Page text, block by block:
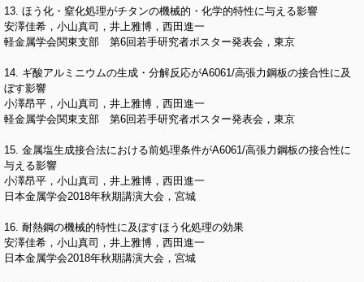
13. ほう化・窒化処理がチタンの機械的・化学的特性に与える影響
安澤佳希，小山真司，井上雅博，西田進一
軽金属学会関東支部 第6回若手研究者ポスター発表会，東京
14. ギ酸アルミニウムの生成・分解反応がA6061/高張力鋼板の接合性に及
ぼす影響
小澤昂平，小山真司，井上雅博，西田進一
軽金属学会関東支部 第6回若手研究者ポスター発表会，東京
15. 金属塩生成接合法における前処理条件がA6061/高張力鋼板の接合性に
与える影響
小澤昂平，小山真司，井上雅博，西田進一
日本金属学会2018年秋期講演大会，宮城
16. 耐熱鋼の機械的特性に及ぼすほう化処理の効果
安澤佳希，小山真司，井上雅博，西田進一
日本金属学会2018年秋期講演大会，宮城